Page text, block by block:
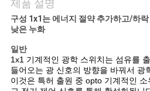
스
사
건
제품 설명
구성 1x1는 에너지 절약 추가하고/하
낮은 누화
일반
1x1 기계적인 광학 스위치는 섬유를
들어오는 광 신호의 방향을 바꿔서 광
이것은 특허 출원 중 opto 기계적인